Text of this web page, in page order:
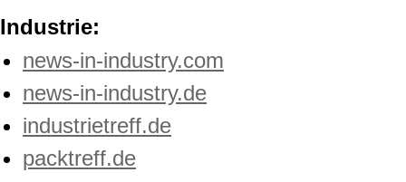
Industrie:
news-in-industry.com
news-in-industry.de
industrietreff.de
packtreff.de